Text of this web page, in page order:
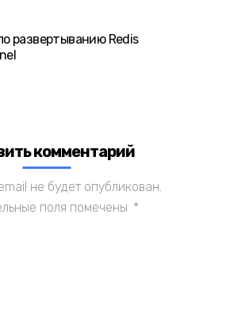
развертыванию Redis
комментарий
не будет опубликован.
поля помечены *